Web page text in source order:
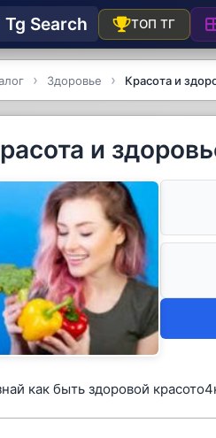
Tg Searсh ТОП ТГ
Здоровье Красота и
и
как быть здоровой